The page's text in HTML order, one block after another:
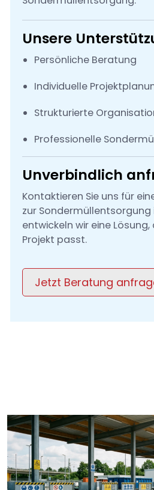
Unsere
Persönliche Beratung
Individuelle
Strukturierte
Professionelle
Unverbindlich
Kontaktieren Sie uns für
zur Sondermüllentsorgung
entwickeln wir eine
Projekt passt.
Jetzt Beratung